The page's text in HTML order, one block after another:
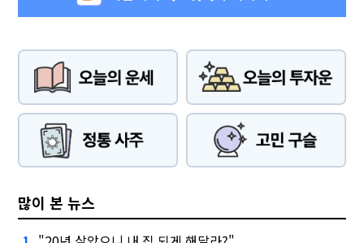
많이 본 뉴스